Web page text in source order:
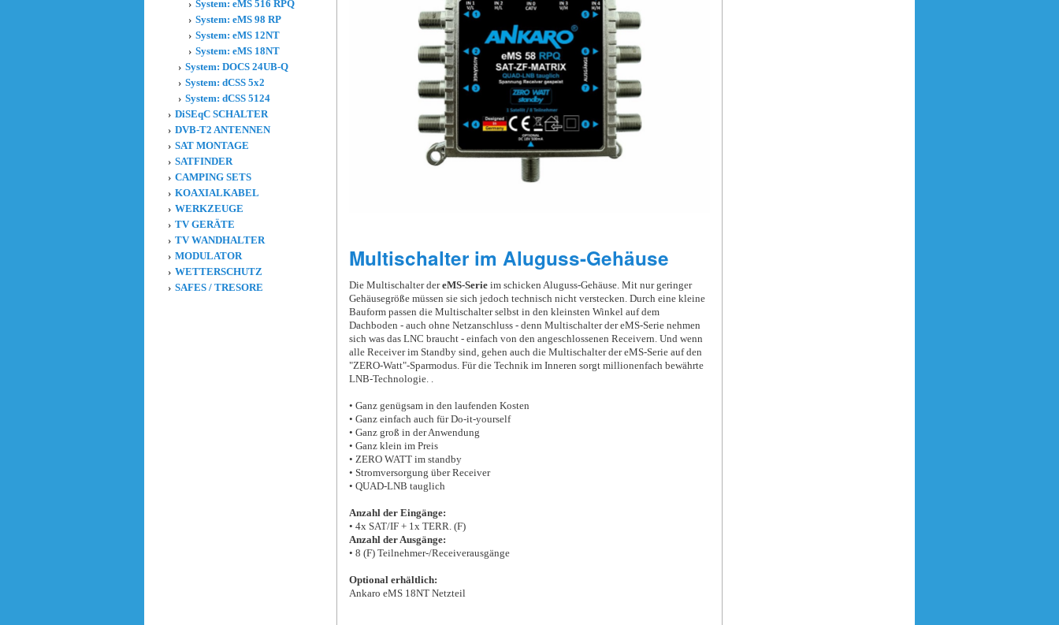
System: eMS 516 RPQ
System: eMS 98 RP
System: eMS 12NT
System: eMS 18NT
System: DOCS 24UB-Q
System: dCSS 5x2
System: dCSS 5124
DiSEqC SCHALTER
DVB-T2 ANTENNEN
SAT MONTAGE
SATFINDER
CAMPING SETS
KOAXIALKABEL
WERKZEUGE
TV GERÄTE
TV WANDHALTER
MODULATOR
WETTERSCHUTZ
SAFES / TRESORE
Multischalter im Aluguss-Gehäuse
Die Multischalter dereMS-Serie im schicken Aluguss-Gehäuse. Mit nur geringer
Gehäusegröße müssen sie sich jedoch technisch nicht verstecken. Durch eine kleine
Bauform passen die Multischalter selbst in den kleinsten Winkel auf dem
Dachboden - auch ohne Netzanschluss - denn Multischalter der eMS-Serie nehmen
sich was das LNC braucht - einfach von den angeschlossenen Receivern. Und wenn
alle Receiver im Standby sind, gehen auch die Multischalter der eMS-Serie auf den
"ZERO-Watt"-Sparmodus. Für die Technik im Inneren sorgt millionenfach bewährte
LNB-Technologie. .
• Ganz genügsam in den laufenden Kosten
• Ganz einfach auch für Do-it-yourself
• Ganz groß in der Anwendung
• Ganz klein im Preis
• ZERO WATT im standby
• Stromversorgung über Receiver
• QUAD-LNB tauglich
Anzahl der Eingänge:
• 4x SAT/IF + 1x TERR. (F)
Anzahl der Ausgänge:
• 8 (F) Teilnehmer-/Receiverausgänge
Optional erhältlich:
Ankaro eMS 18NT Netzteil